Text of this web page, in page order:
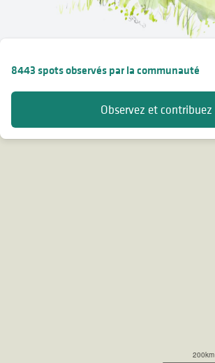
8443 spots observés par la communauté
Observez et contribuez
200km